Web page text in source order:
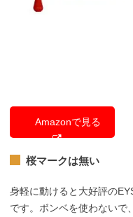
Amazonで見る
桜マークは無い
身軽に動けると大好評の
です。ボンベを使わないで